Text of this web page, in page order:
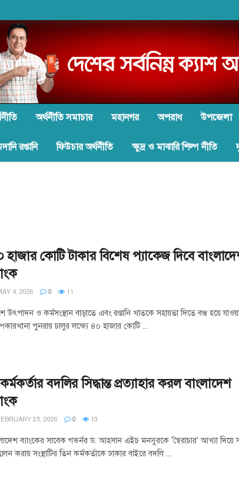
অর্থনীতি সমাচার মহানগর অপরাধ উপজেলা
রপ্তানি ফিউচার অর্থনীতি ক্ষুদ্র ও মাঝারি শিল্প নীতি
হাজার কোটি টাকার বিশেষ প্যাকেজ দিবে
4, 2026 0 11
উৎপাদন ও কর্মসংস্থান বাড়াতে এবং রপ্তানি খাতকে সহায়তা দিতে বন্ধ হয়ে
পুনরায় চালুর লক্ষ্যে ৪০ হাজার কোটি ...
বদলির সিদ্ধান্ত প্রত্যাহার করল বাংলাদেশ
25, 2026 0 13
ব্যাংকের সাবেক গভর্নর ড. আহসান এইচ মনসুরকে 'স্বৈরাচার' আখ্যা দিয়ে
করায় সংস্থাটির তিন কর্মকর্তাকে ঢাকার বাইরে বদলি ...